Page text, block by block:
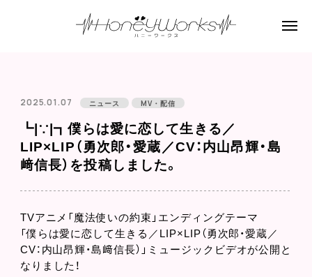
2025.01.07 ニュース MV・配信
┗|∵|┓僕らは愛に恋して生きる／
LIP×LIP（勇次郎・愛蔵／CV：内山昂輝・島
﨑信長）を投稿しました。
TVアニメ「魔法使いの約束」エンディングテーマ
「僕らは愛に恋して生きる／LIP×LIP（勇次郎・愛蔵／
CV：内山昂輝・島﨑信長）」ミュージックビデオが公開と
なりました！